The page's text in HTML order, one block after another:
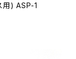
用) ASP-1